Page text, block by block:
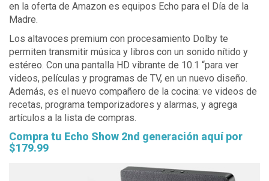
en la oferta de Amazon es equipos Echo para el Día de la
Madre.
Los altavoces premium con procesamiento Dolby te
permiten transmitir música y libros con un sonido nítido y
estéreo. Con una pantalla HD vibrante de 10.1 “para ver
videos, películas y programas de TV, en un nuevo diseño.
Además, es el nuevo compañero de la cocina: ve videos de
recetas, programa temporizadores y alarmas, y agrega
artículos a la lista de compras.
Compra tu Echo Show 2nd generación aquí por
$179.99